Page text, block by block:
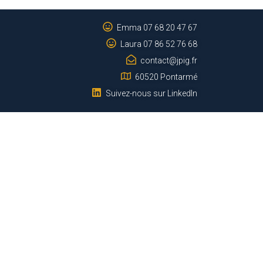
Emma 07 68 20 47 67
Laura 07 86 52 76 68
contact@jpig.fr
60520 Pontarmé
Suivez-nous sur LinkedIn